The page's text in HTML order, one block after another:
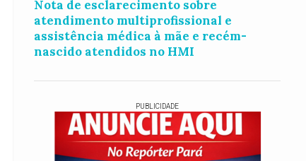
Nota de esclarecimento sobre
atendimento multiprofissional e
assistência médica à mãe e recém-
nascido atendidos no HMI
PUBLICIDADE